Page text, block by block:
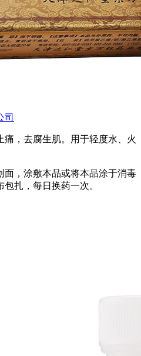
司
，去腐生肌。用于轻度水、火
面，涂敷本品或将本品涂于消毒
扎，每日换药一次。